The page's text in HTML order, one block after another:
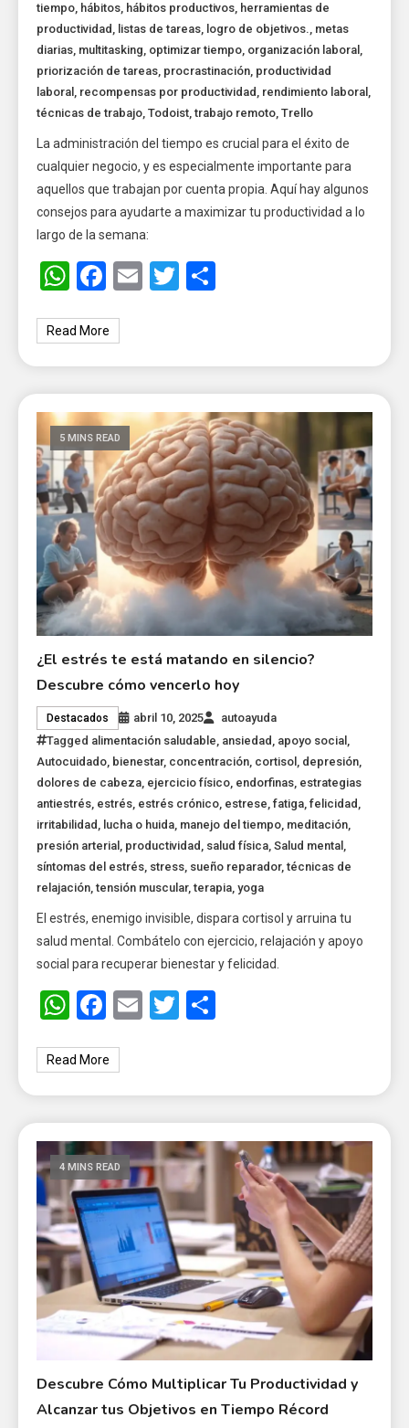
tiempo, hábitos, hábitos productivos, herramientas de
productividad , listas de tareas, logro de objetivos., metas
diarias, multitasking, optimizar tiempo, organización laboral ,
priorización de tareas, procrastinación, productividad
laboral , recompensas por productividad , rendimiento laboral ,
técnicas de trabajo,Todoist,trabajo remoto,Trello
La administración del tiempo es crucial para el éxito de
cualquier negocio, y es especialmente importante para
aquellos que trabajan por cuenta propia. Aquí hay algunos
consejos para ayudarte a maximizar tu productividad a lo
largo de la semana:
WhatsApp
Facebook
EmailTwitter
Read More
5 MINS READ
¿El estrés te está matando en silencio?
Descubre cómo vencerlo hoy
Destacados abril 10, 2025
autoayuda
Tagged alimentación saludable, ansiedad , apoyo social ,
Autocuidado, bienestar, concentración, cortisol , depresión,
dolores de cabeza, ejercicio físico, endorfinas, estrategias
antiestrés, estrés, estrés crónico, estrese,fatiga,felicidad ,
irritabilidad , lucha o huida, manejo del tiempo, meditación,
presión arterial , productividad , salud física,Salud mental ,
síntomas del estrés, stress, sueño reparador,técnicas de
relajación,tensión muscular,terapia,yoga
El estrés, enemigo invisible, dispara cortisol y arruina tu
salud mental. Combátelo con ejercicio, relajación y apoyo
social para recuperar bienestar y felicidad.
WhatsApp
Facebook
EmailTwitter
Read More
4 MINS READ
Descubre Cómo Multiplicar Tu Productividad y
Alcanzar tus Objetivos en Tiempo Récord